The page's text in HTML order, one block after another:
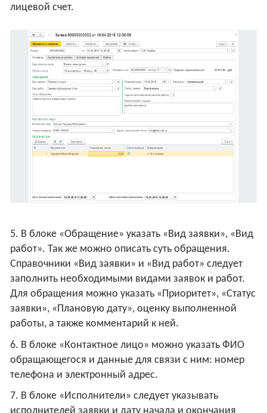
лицевой счет.
5. В блоке «Обращение» указать «Вид заявки», «Вид
работ». Так же можно описать суть обращения.
Справочники «Вид заявки» и «Вид работ» следует
заполнить необходимыми видами заявок и работ.
Для обращения можно указать «Приоритет», «Статус
заявки», «Плановую дату», оценку выполненной
работы, а также комментарий к ней.
6. В блоке «Контактное лицо» можно указать ФИО
обращающегося и данные для связи с ним: номер
телефона и электронный адрес.
7. В блоке «Исполнители» следует указывать